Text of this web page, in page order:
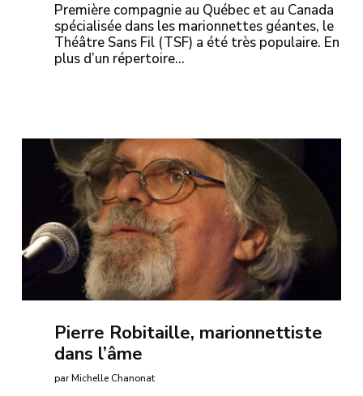
Première compagnie au Québec et au Canada
spécialisée dans les marionnettes géantes, le
Théâtre Sans Fil (TSF) a été très populaire. En
plus d’un répertoire…
Pierre Robitaille, marionnettiste
dans l’âme
par Michelle Chanonat